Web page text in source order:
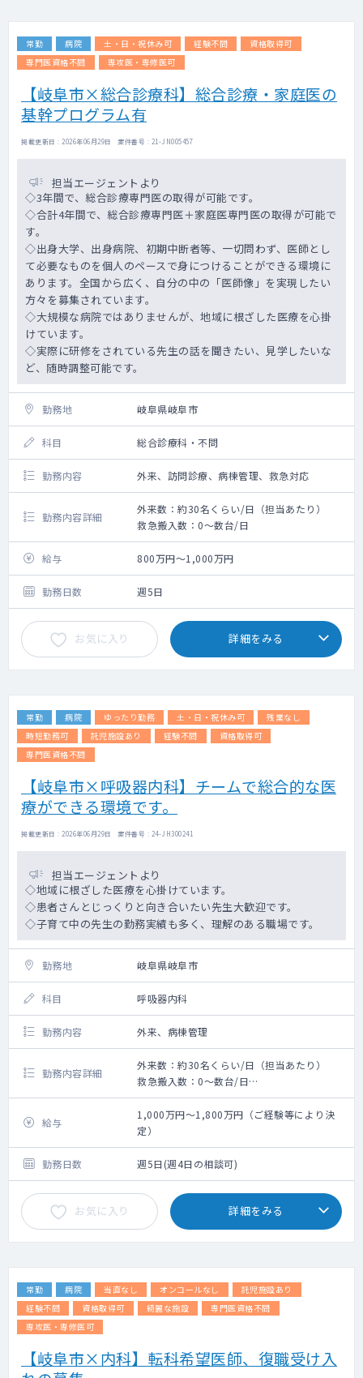
常勤 病院 土・日・祝休み可 経験不問
資格取得可
専門医資格不問
専攻医・専修医可
【岐阜市×総合診療科】総合診療・家庭医の
基幹プログラム有
掲載更新日 : 2026年06月29日 案件番号 : 21-JN005457
担当エージェントより
◇3年間で、総合診療専門医の取得が可能です。
◇合計4年間で、総合診療専門医＋家庭医専門医の取得が可能で
す。
◇出身大学、出身病院、初期中断者等、一切問わず、医師とし
て必要なものを個人のペースで身につけることができる環境に
あります。全国から広く、自分の中の「医師像」を実現したい
方々を募集されています。
◇大規模な病院ではありませんが、地域に根ざした医療を心掛
けています。
◇実際に研修をされている先生の話を聞きたい、見学したいな
ど、随時調整可能です。
勤務地 岐阜県岐阜市
科目 総合診療科・不問
勤務内容 外来、訪問診療、病棟管理、救急対応
勤務内容詳細
外来数：約30名くらい/日（担当あたり）
救急搬入数：0～数台/日
給与 800万円～1,000万円
勤務日数 週5日
お気に入り 詳細をみる
常勤 病院 ゆったり勤務 土・日・祝休み可
残業なし
時短勤務可
託児施設あり 経験不問
資格取得可
専門医資格不問
【岐阜市×呼吸器内科】チームで総合的な医
療ができる環境です。
掲載更新日 : 2026年06月29日 案件番号 : 24-JH300241
担当エージェントより
◇地域に根ざした医療を心掛けています。
◇患者さんとじっくりと向き合いたい先生大歓迎です。
◇子育て中の先生の勤務実績も多く、理解のある職場です。
勤務地 岐阜県岐阜市
科目 呼吸器内科
勤務内容 外来、病棟管理
勤務内容詳細
外来数：約30名くらい/日（担当あたり）
救急搬入数：0～数台/日
呼吸器内科業務をお願いいたします。
給与
1,000万円～1,800万円（ご経験等により決
定）
勤務日数 週5日(週4日の相談可)
お気に入り 詳細をみる
常勤 病院 当直なし オンコールなし
託児施設あり
経験不問
資格取得可 綺麗な施設
専門医資格不問
専攻医・専修医可
【岐阜市×内科】転科希望医師、復職受け入